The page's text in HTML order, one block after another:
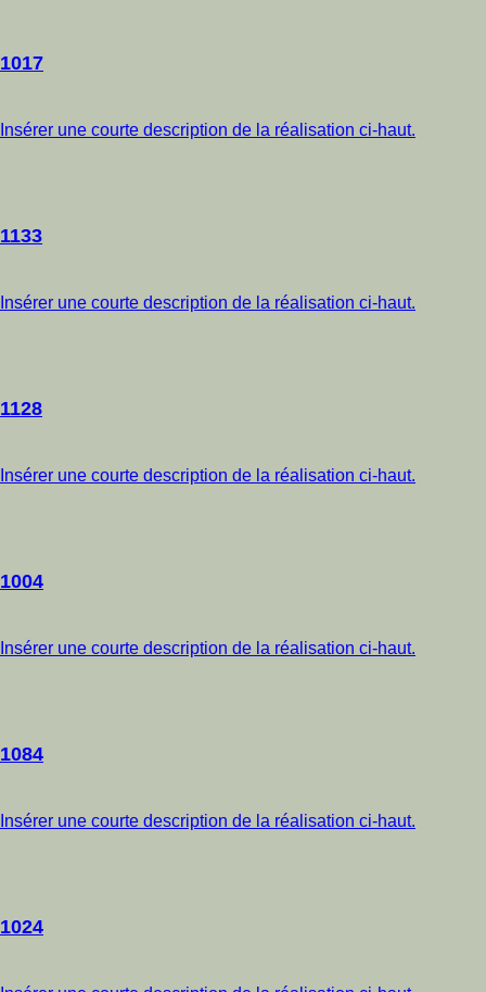
1017
Insérer une courte description de la réalisation ci-haut.
1133
Insérer une courte description de la réalisation ci-haut.
1128
Insérer une courte description de la réalisation ci-haut.
1004
Insérer une courte description de la réalisation ci-haut.
1084
Insérer une courte description de la réalisation ci-haut.
1024